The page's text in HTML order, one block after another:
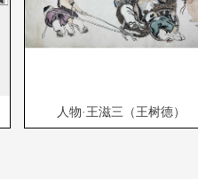
人物·王滋三（王树德）